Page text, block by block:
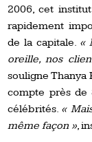
2006, cet
rapidement
de la capitale. «
oreille, nos
souligne Thanya
compte près de
célébrités. «
même façon »,